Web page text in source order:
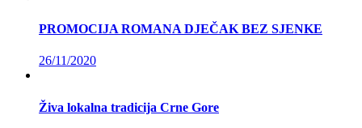
PROMOCIJA ROMANA DJEČAK BEZ SJENKE
26/11/2020
Živa lokalna tradicija Crne Gore